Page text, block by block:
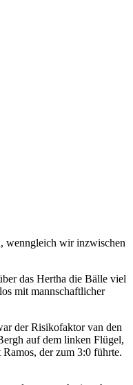
wenngleich wir inzwischen
das Hertha die Bälle viel
mit mannschaftlicher
der Risikofaktor van den
auf dem linken Flügel,
der zum 3:0 führte.